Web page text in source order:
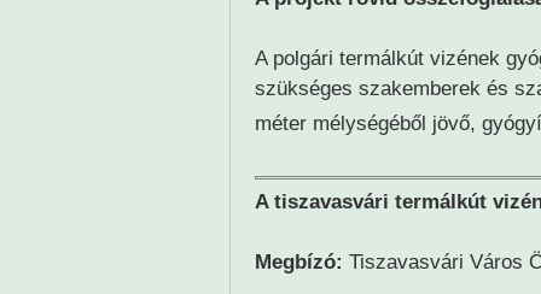
A polgári termálkút vizének
szükséges szakemberek és
méter mélységéből jövő,
A tiszavasvári termálkút
Megbízó: Tiszavasvári Város